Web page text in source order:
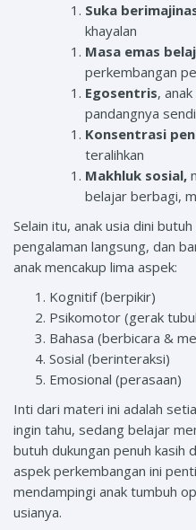
Suka
khayalan
Masa emas
perkembangan
Egosentris,
pandangnya
Konsentrasi
teralihkan
Makhluk sosial,
belajar berbagi,
Selain itu, anak usia dini
pengalaman langsung, dan
anak mencakup lima aspek:
Kognitif (berpikir)
Psikomotor (gerak
Bahasa (berbicara &
Sosial (berinteraksi)
Emosional (perasaan)
Inti dari materi ini adalah
ingin tahu, sedang belajar
butuh dukungan penuh kasih
aspek perkembangan ini
mendampingi anak tumbuh
usianya.